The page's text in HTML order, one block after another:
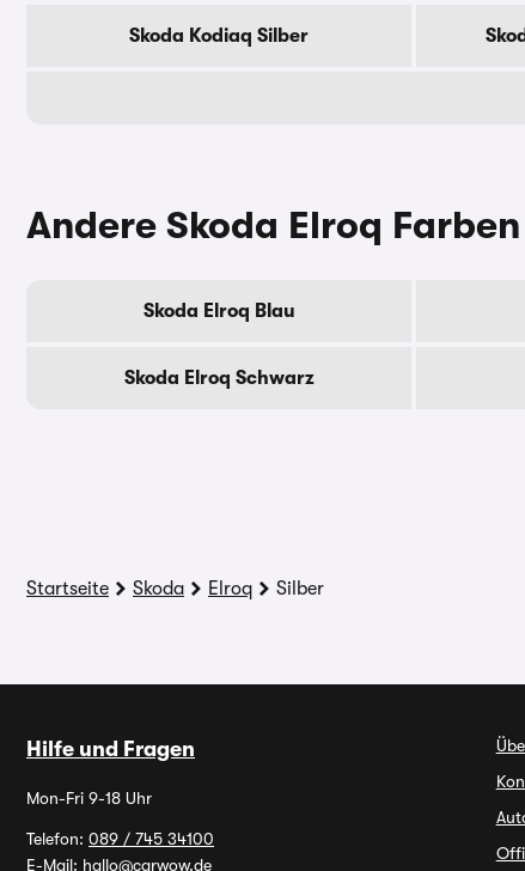
Skoda Kodiaq Silber
Andere Skoda Elroq Farben
Skoda Elroq Blau
Skoda Elroq Schwarz
Startseite Skoda Elroq Silber
Hilfe und Fragen
Mon-Fri 9-18 Uhr
Telefon: 089 / 745 34100
E-Mail: hallo@carwow.de